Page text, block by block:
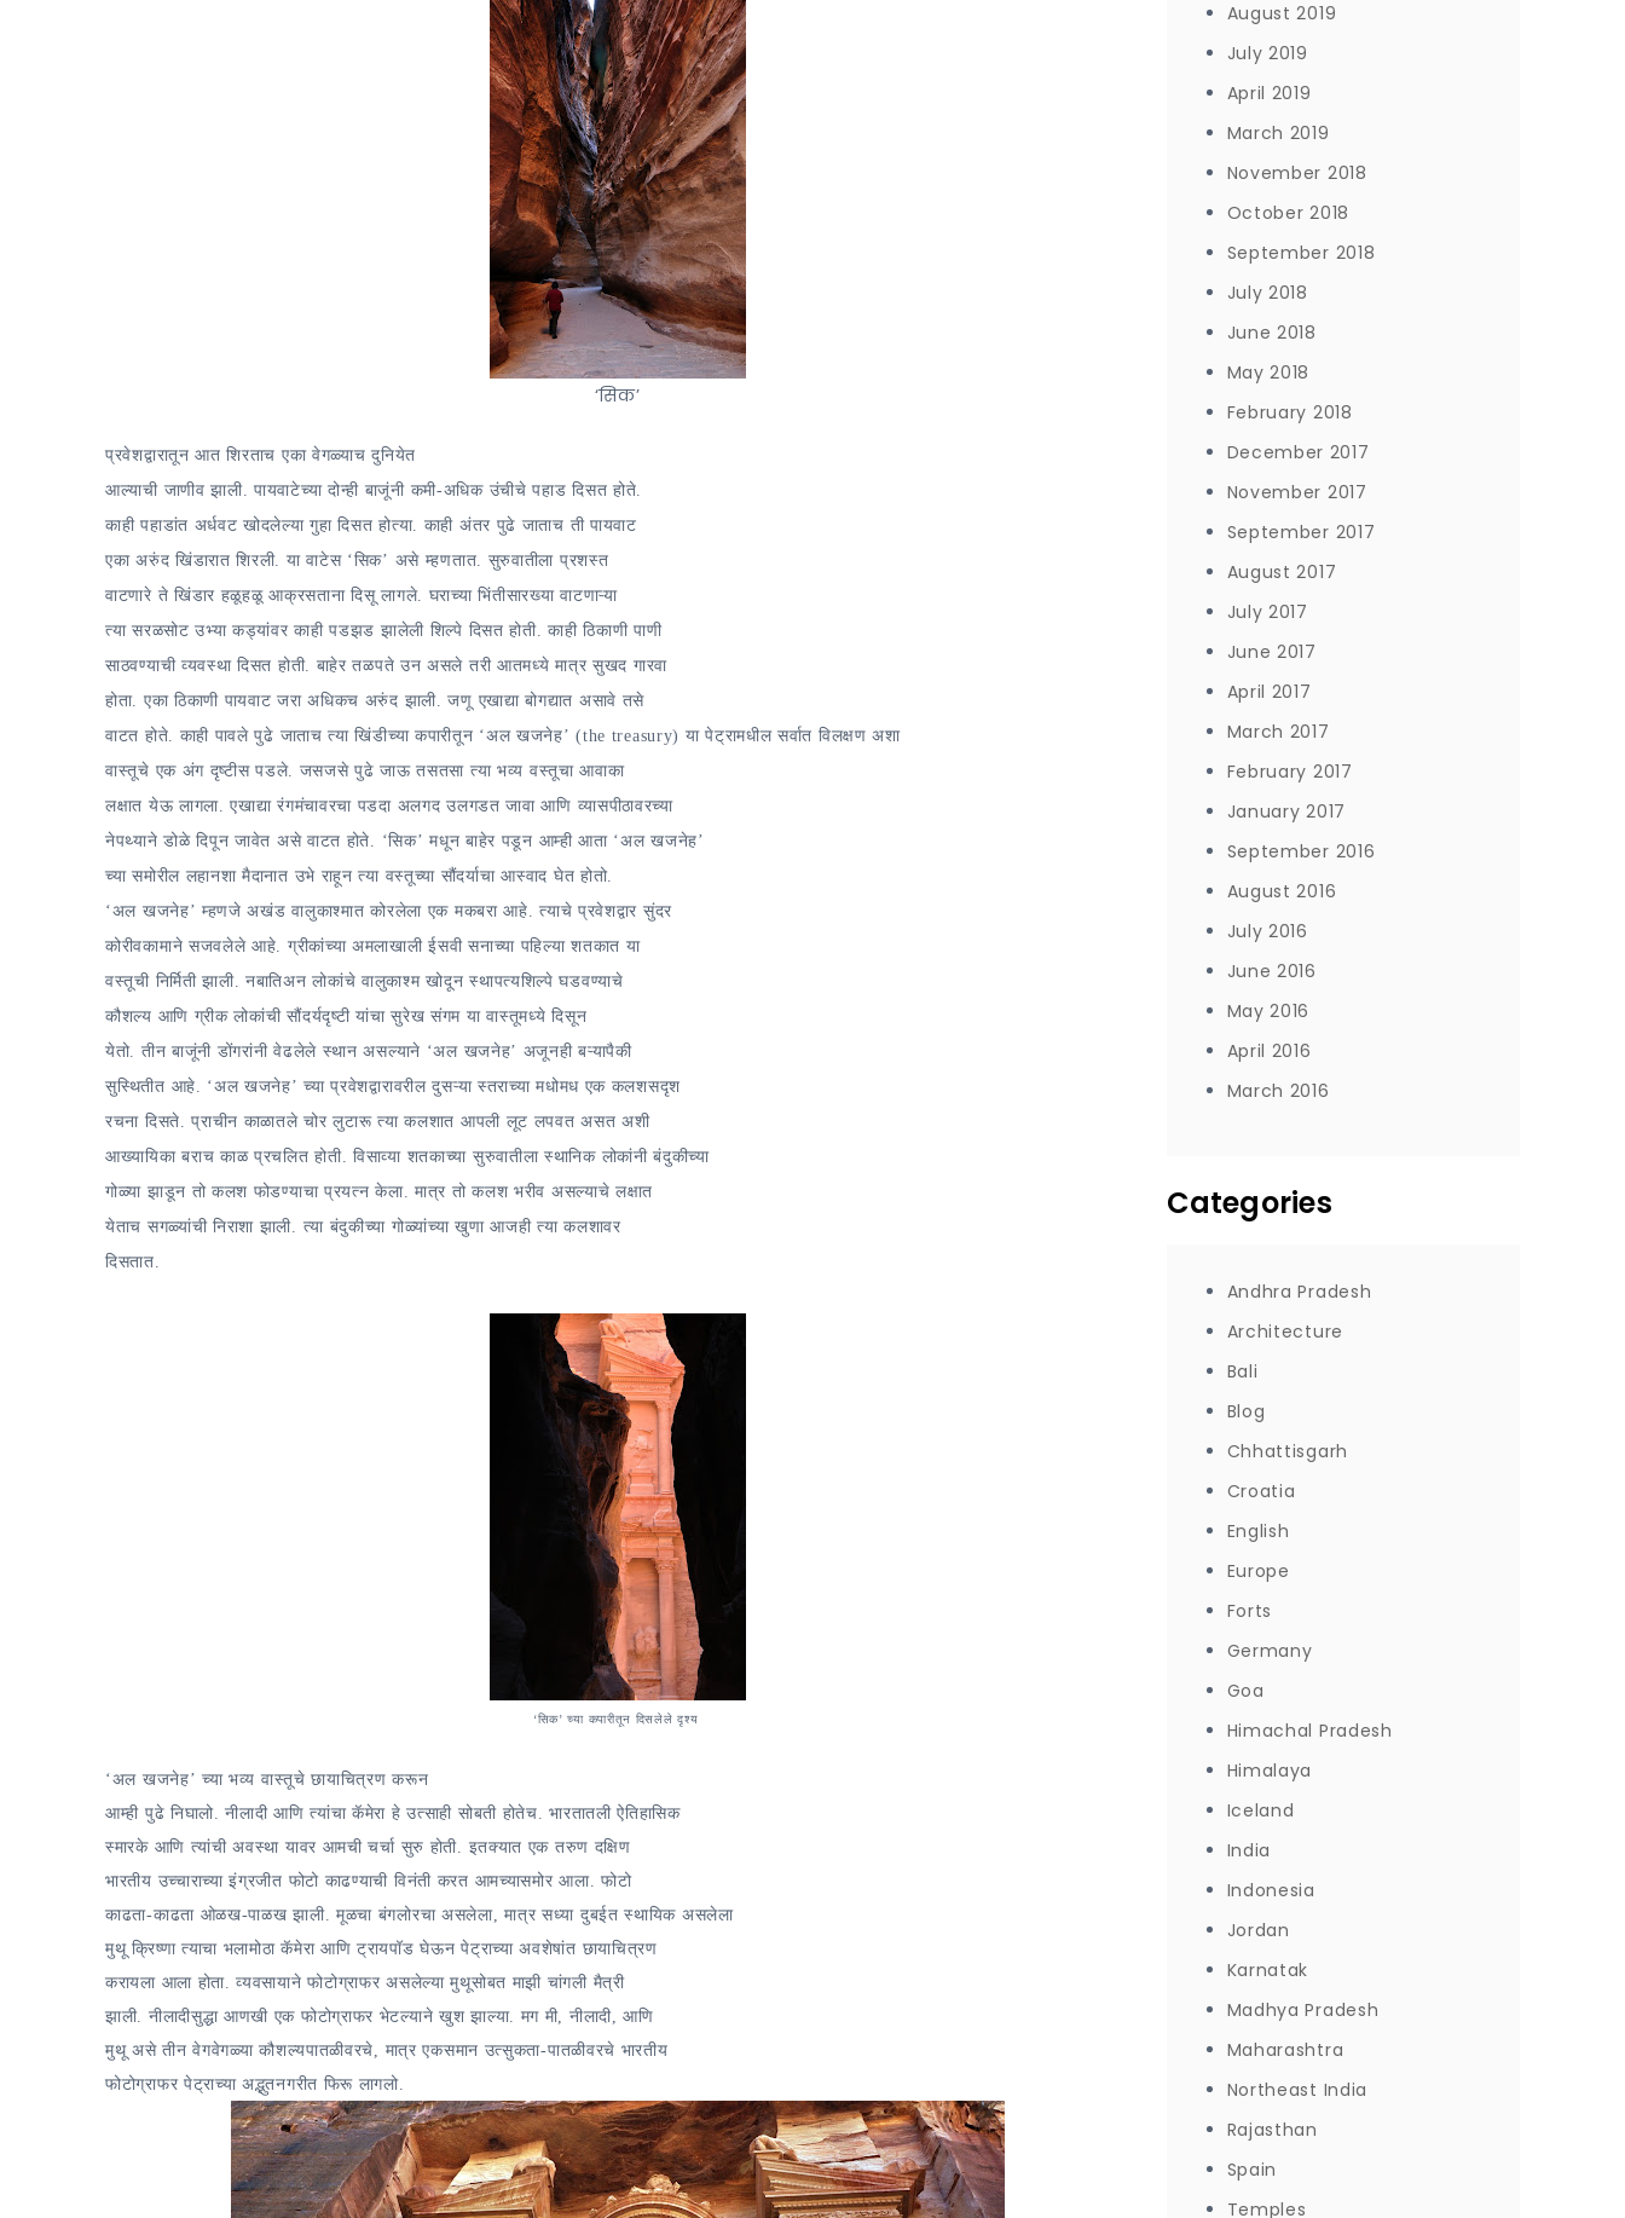
‘सिक’
प्रवेशद्वारातून आत शिरताच एका वेगळ्याच दुनियेत
आल्याची जाणीव झाली. पायवाटेच्या दोन्ही बाजूंनी कमी-अधिक उंचीचे पहाड दिसत होते.
काही पहाडांत अर्धवट खोदलेल्या गुहा दिसत होत्या. काही अंतर पुढे जाताच ती पायवाट
एका अरुंद खिंडारात शिरली. या वाटेस ‘सिक’ असे म्हणतात. सुरुवातीला प्रशस्त
वाटणारे ते खिंडार हळूहळू आक्रसताना दिसू लागले. घराच्या भिंतीसारख्या वाटणाऱ्या
त्या सरळसोट उभ्या कड्यांवर काही पडझड झालेली शिल्पे दिसत होती. काही ठिकाणी पाणी
साठवण्याची व्यवस्था दिसत होती. बाहेर तळपते उन असले तरी आतमध्ये मात्र सुखद गारवा
होता. एका ठिकाणी पायवाट जरा अधिकच अरुंद झाली. जणू एखाद्या बोगद्यात असावे तसे
वाटत होते. काही पावले पुढे जाताच त्या खिंडीच्या कपारीतून ‘अल खजनेह’ (the treasury) या पेट्रामधील सर्वात विलक्षण अशा
वास्तूचे एक अंग दृष्टीस पडले. जसजसे पुढे जाऊ तसतसा त्या भव्य वस्तूचा आवाका
लक्षात येऊ लागला. एखाद्या रंगमंचावरचा पडदा अलगद उलगडत जावा आणि व्यासपीठावरच्या
नेपथ्याने डोळे दिपून जावेत असे वाटत होते. ‘सिक’ मधून बाहेर पडून आम्ही आता ‘अल खजनेह’
च्या समोरील लहानशा मैदानात उभे राहून त्या वस्तूच्या सौंदर्याचा आस्वाद घेत होतो.
‘अल खजनेह’ म्हणजे अखंड वालुकाश्मात कोरलेला एक मकबरा आहे. त्याचे प्रवेशद्वार सुंदर
कोरीवकामाने सजवलेले आहे. ग्रीकांच्या अमलाखाली ईसवी सनाच्या पहिल्या शतकात या
वस्तूची निर्मिती झाली. नबातिअन लोकांचे वालुकाश्म खोदून स्थापत्यशिल्पे घडवण्याचे
कौशल्य आणि ग्रीक लोकांची सौंदर्यदृष्टी यांचा सुरेख संगम या वास्तूमध्ये दिसून
येतो. तीन बाजूंनी डोंगरांनी वेढलेले स्थान असल्याने ‘अल खजनेह’ अजूनही बऱ्यापैकी
सुस्थितीत आहे. ‘अल खजनेह’ च्या प्रवेशद्वारावरील दुसऱ्या स्तराच्या मधोमध एक कलशसदृश
रचना दिसते. प्राचीन काळातले चोर लुटारू त्या कलशात आपली लूट लपवत असत अशी
आख्यायिका बराच काळ प्रचलित होती. विसाव्या शतकाच्या सुरुवातीला स्थानिक लोकांनी बंदुकीच्या
गोळ्या झाडून तो कलश फोडण्याचा प्रयत्न केला. मात्र तो कलश भरीव असल्याचे लक्षात
येताच सगळ्यांची निराशा झाली. त्या बंदुकीच्या गोळ्यांच्या खुणा आजही त्या कलशावर
दिसतात.
‘सिक’ च्या कपारीतून दिसलेले दृश्य
‘अल खजनेह’ च्या भव्य वास्तूचे छायाचित्रण करून
आम्ही पुढे निघालो. नीलादी आणि त्यांचा कॅमेरा हे उत्साही सोबती होतेच. भारतातली ऐतिहासिक
स्मारके आणि त्यांची अवस्था यावर आमची चर्चा सुरु होती. इतक्यात एक तरुण दक्षिण
भारतीय उच्चाराच्या इंग्रजीत फोटो काढण्याची विनंती करत आमच्यासमोर आला. फोटो
काढता-काढता ओळख-पाळख झाली. मूळचा बंगलोरचा असलेला, मात्र सध्या दुबईत स्थायिक असलेला
मुथू क्रिष्णा त्याचा भलामोठा कॅमेरा आणि ट्रायपॉड घेऊन पेट्राच्या अवशेषांत छायाचित्रण
करायला आला होता. व्यवसायाने फोटोग्राफर असलेल्या मुथूसोबत माझी चांगली मैत्री
झाली. नीलादीसुद्धा आणखी एक फोटोग्राफर भेटल्याने खुश झाल्या. मग मी, नीलादी, आणि
मुथू असे तीन वेगवेगळ्या कौशल्यपातळीवरचे, मात्र एकसमान उत्सुकता-पातळीवरचे भारतीय
फोटोग्राफर पेट्राच्या अद्भुतनगरीत फिरू लागलो.
August 2019
July 2019
April 2019
March 2019
November 2018
October 2018
September 2018
July 2018
June 2018
May 2018
February 2018
December 2017
November 2017
September 2017
August 2017
July 2017
June 2017
April 2017
March 2017
February 2017
January 2017
September 2016
August 2016
July 2016
June 2016
May 2016
April 2016
March 2016
Categories
Andhra Pradesh
Architecture
Bali
Blog
Chhattisgarh
Croatia
English
Europe
Forts
Germany
Goa
Himachal Pradesh
Himalaya
Iceland
India
Indonesia
Jordan
Karnatak
Madhya Pradesh
Maharashtra
Northeast India
Rajasthan
Spain
Temples